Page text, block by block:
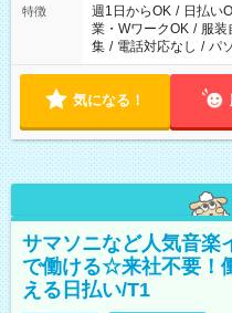
特徴 週1日からOK / 日払い
業・WワークOK / 服装
集 / 電話対応なし / パ
気になる！
サマソニなど人気音楽
で働ける☆来社不要！
える日払い/T1